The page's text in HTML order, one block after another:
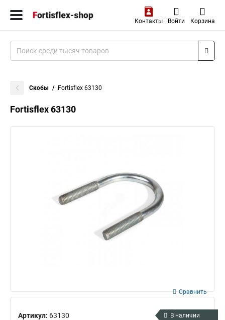
Контакты Войти Корзина
Скобы Fortisflex 63130
Fortisflex 63130
Артикул: 63130
Сравнить
В наличии